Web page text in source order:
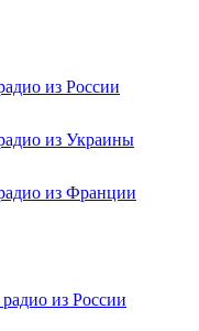
из России
из Украины
из Франции
радио из России